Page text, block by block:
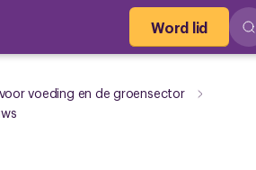
Word lid
voeding en de groensector